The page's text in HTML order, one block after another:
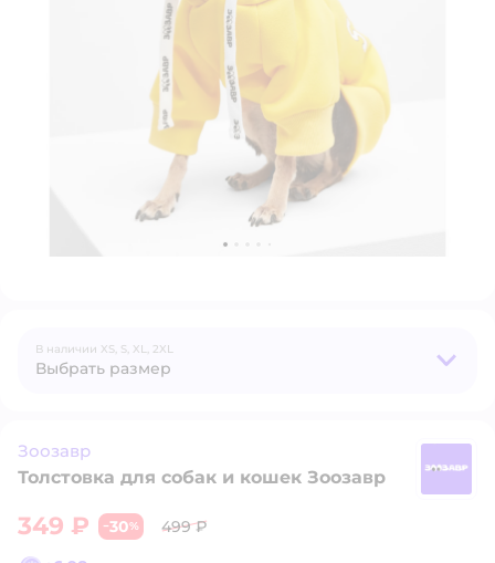
В наличии XS, S, XL, 2XL
Выбрать размер
Зоозавр
Толстовка для собак и кошек Зоозавр
349 ₽ −30%
499 ₽